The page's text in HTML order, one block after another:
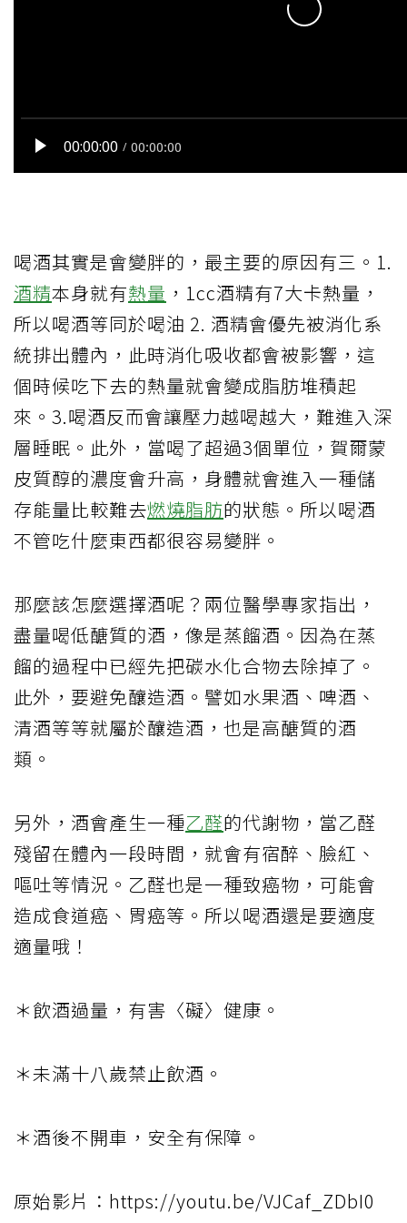
喝酒其實是會變胖的，最主要的原因有三。1.
酒精本身就有熱量 ，1cc酒精有7大卡熱量，
所以喝酒等同於喝油 2. 酒精會優先被消化系
統排出體內，此時消化吸收都會被影響，這
個時候吃下去的熱量就會變成脂肪堆積起
來。3.喝酒反而會讓壓力越喝越大，難進入深
層睡眠。此外，當喝了超過3個單位，賀爾蒙
皮質醇的濃度會升高，身體就會進入一種儲
存能量比較難去燃燒脂肪的狀態。所以喝酒
不管吃什麼東西都很容易變胖。
那麼該怎麼選擇酒呢？兩位醫學專家指出，
盡量喝低醣質的酒，像是蒸餾酒。因為在蒸
餾的過程中已經先把碳水化合物去除掉了。
此外，要避免釀造酒。譬如水果酒、啤酒、
清酒等等就屬於釀造酒，也是高醣質的酒
類。
另外，酒會產生一種乙醛的代謝物，當乙醛
殘留在體內一段時間，就會有宿醉、臉紅、
嘔吐等情況。乙醛也是一種致癌物，可能會
造成食道癌、胃癌等。所以喝酒還是要適度
適量哦！
＊飲酒過量，有害〈礙〉健康。
＊未滿十八歲禁止飲酒。
＊酒後不開車，安全有保障。
原始影片：https://youtu.be/VJCaf_ZDbI0